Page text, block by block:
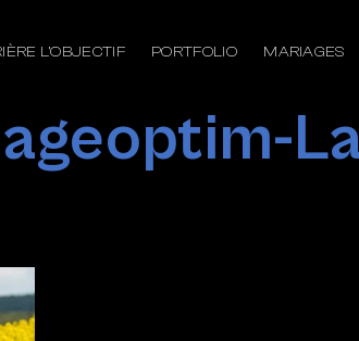
L’OBJECTIF PORTFOLIO MARIAGES